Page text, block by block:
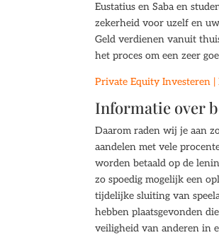
Eustatius en Saba en
zekerheid voor uzelf en
Geld verdienen vanuit
het proces om een zeer
Private Equity Investeren
Informatie over
Daarom raden wij je aan
aandelen met vele
worden betaald op de
zo spoedig mogelijk een
tijdelijke sluiting van
hebben plaatsgevonden
veiligheid van anderen in